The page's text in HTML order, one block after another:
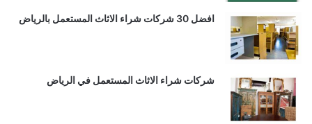
افضل 30 شركات شراء الاثاث المستعمل بالرياض
شركات شراء الاثاث المستعمل في الرياض